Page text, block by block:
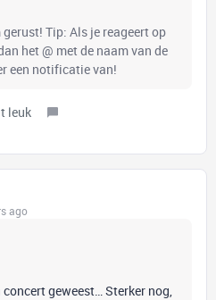
Tip: Als je reageert op
het @ met de naam van de
een notificatie van!
leuk
ago
geweest… Sterker nog,